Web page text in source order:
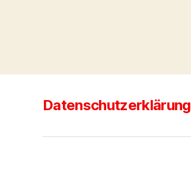
Datenschutzerklärung